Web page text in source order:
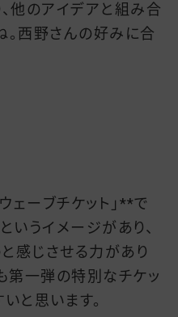
他のアイデアと組み合
。西野さんの好みに合
ェーブチケット」**で
いうイメージがあり、
感じさせる力があり
第一弾の特別なチケッ
と思います。